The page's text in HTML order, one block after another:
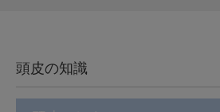
頭皮の知識